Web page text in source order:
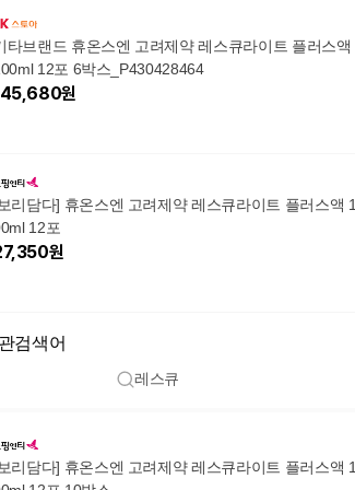
타브랜드 휴온스엔 고려제약 레스큐라이트 플러스액
12포 6박스_P430428464
원
리담다] 휴온스엔 고려제약 레스큐라이트 플러스액
12포
원
검색어
레스큐
리담다] 휴온스엔 고려제약 레스큐라이트 플러스액